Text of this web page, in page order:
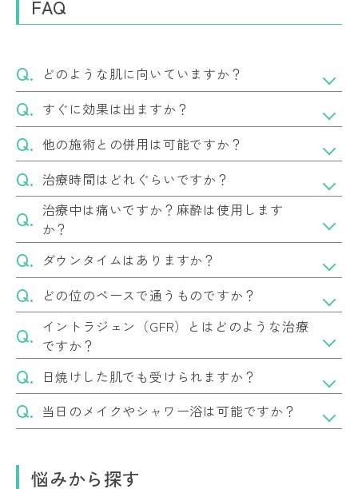
FAQ
どのような肌に向いていますか？
すぐに効果は出ますか？
他の施術との併用は可能ですか？
治療時間はどれぐらいですか？
治療中は痛いですか？麻酔は使用します
か？
ダウンタイムはありますか？
どの位のペースで通うものですか？
イントラジェン（GFR）とはどのような治療
ですか？
日焼けした肌でも受けられますか？
当日のメイクやシャワー浴は可能ですか？
悩みから探す